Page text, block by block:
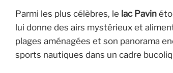
Parmi les plus célèbres, le lac Pavin
lui donne des airs mystérieux et
plages aménagées et son panorama
sports nautiques dans un cadre